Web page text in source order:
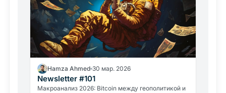
Hamza Ahmed 30 мар. 2026
Newsletter #101
Макроанализ 2026: Bitcoin между геополитикой и